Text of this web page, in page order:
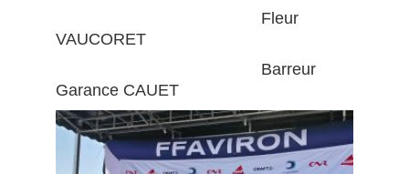
Fleur
VAUCORET
Barreur
Garance CAUET